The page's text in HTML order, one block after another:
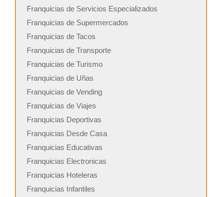
Franquicias de Servicios Especializados
Franquicias de Supermercados
Franquicias de Tacos
Franquicias de Transporte
Franquicias de Turismo
Franquicias de Uñas
Franquicias de Vending
Franquicias de Viajes
Franquicias Deportivas
Franquicias Desde Casa
Franquicias Educativas
Franquicias Electronicas
Franquicias Hoteleras
Franquicias Infantiles